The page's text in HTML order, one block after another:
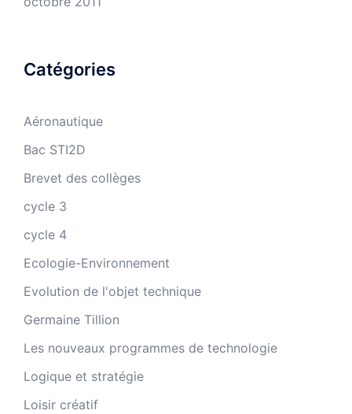
Catégories
Aéronautique
Bac STI2D
Brevet des collèges
cycle 3
cycle 4
Ecologie-Environnement
Evolution de l'objet technique
Germaine Tillion
Les nouveaux programmes de technologie
Logique et stratégie
Loisir créatif